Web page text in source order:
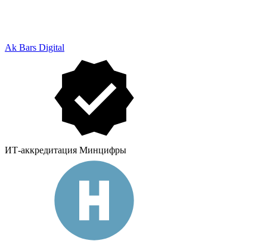
Ak Bars Digital
ИТ-аккредитация Минцифры